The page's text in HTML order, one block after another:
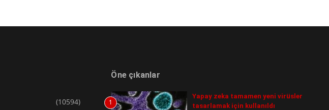
(10594)
Öne çıkanlar
1
Yapay zeka tamamen yeni virüsler
tasarlamak için kullanıldı